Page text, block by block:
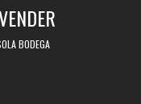
BODEGA